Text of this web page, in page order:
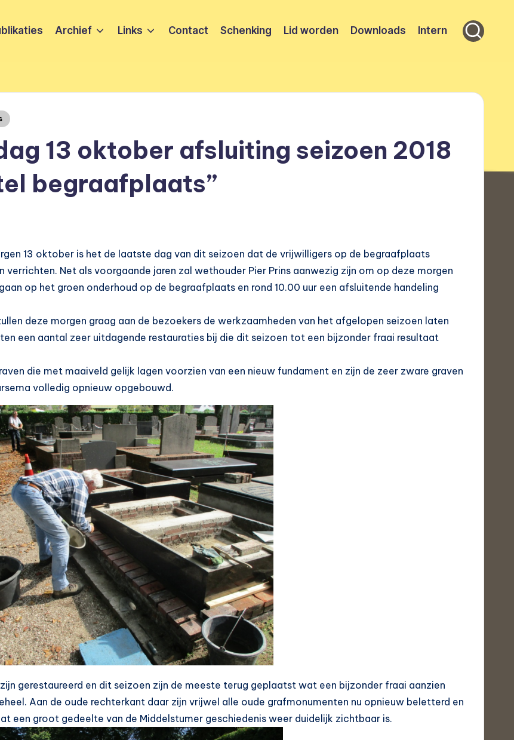
Archief Links Contact Schenking Lid worden Downloads Intern
13 oktober afsluiting seizoen 2018
begraafplaats”
13 oktober is het de laatste dag van dit seizoen dat de vrijwilligers op de begraafplaats
verrichten. Net als voorgaande jaren zal wethouder Pier Prins aanwezig zijn om op deze morgen
op het groen onderhoud op de begraafplaats en rond 10.00 uur een afsluitende handeling
deze morgen graag aan de bezoekers de werkzaamheden van het afgelopen seizoen laten
een aantal zeer uitdagende restauraties bij die dit seizoen tot een bijzonder fraai resultaat
die met maaiveld gelijk lagen voorzien van een nieuw fundament en zijn de zeer zware graven
volledig opnieuw opgebouwd.
gerestaureerd en dit seizoen zijn de meeste terug geplaatst wat een bijzonder fraai aanzien
Aan de oude rechterkant daar zijn vrijwel alle oude grafmonumenten nu opnieuw beletterd en
een groot gedeelte van de Middelstumer geschiedenis weer duidelijk zichtbaar is.